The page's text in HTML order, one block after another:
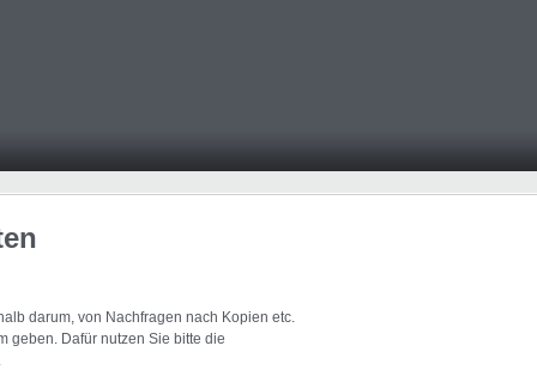
darum, von Nachfragen nach Kopien etc.
geben. Dafür nutzen Sie bitte die